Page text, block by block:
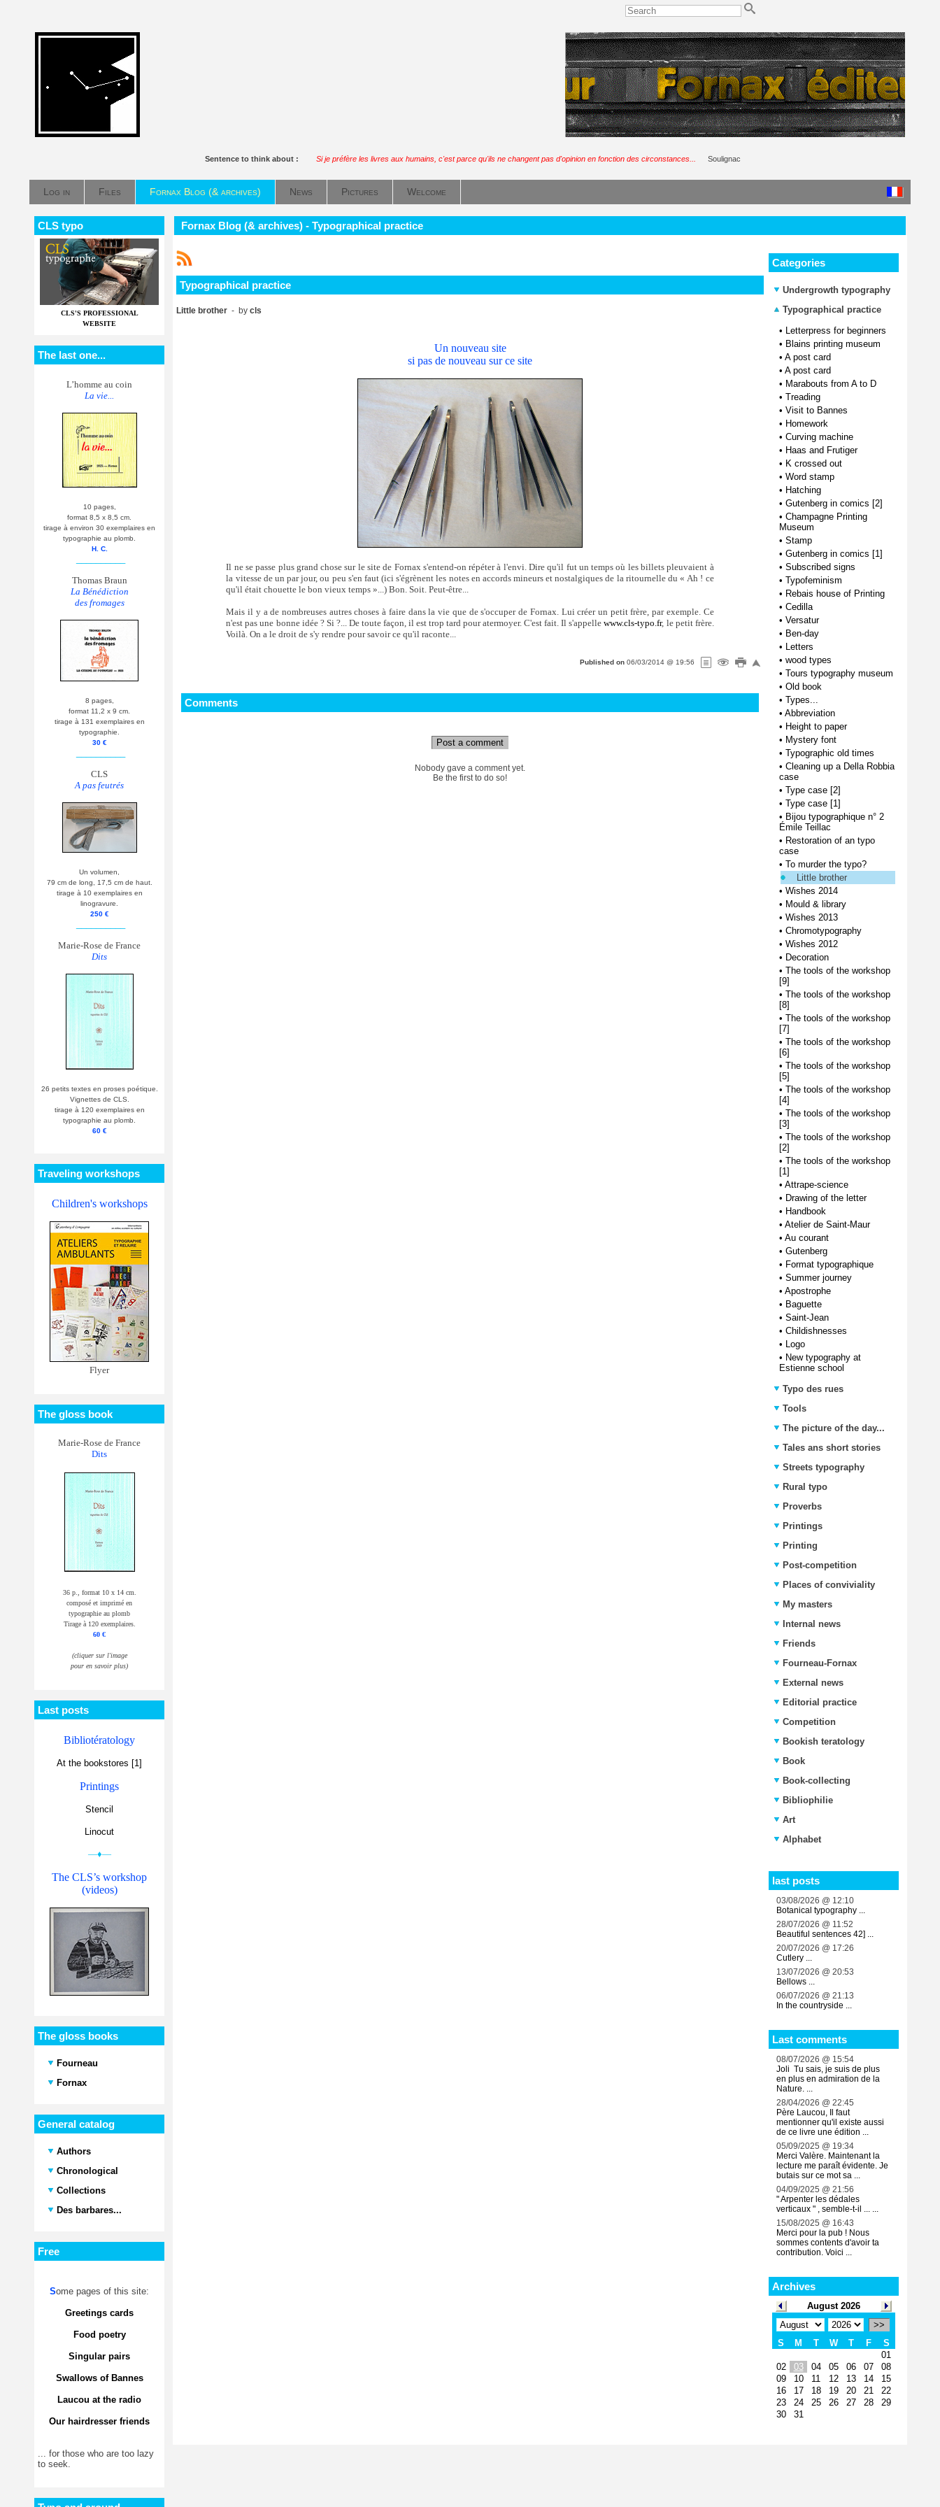
Sentence to think about : Si je préfère les livres aux humains, c'est parce qu'ils ne changent pas d'opinion en fonction des circonstances... Soulignac
Log in Files Fornax Blog (& archives) News Pictures Welcome
CLS typo
CLS'S PROFESSIONAL
WEBSITE
The last one...
L’homme au coin
La vie...
10 pages,
format 8,5 x 8,5 cm.
tirage à environ 30 exemplaires en
typographie au plomb.
H. C.
Thomas Braun
La Bénédiction
des fromages
8 pages,
format 11,2 x 9 cm.
tirage à 131 exemplaires en
typographie.
30 €
CLS
A pas feutrés
Un volumen,
79 cm de long, 17,5 cm de haut.
tirage à 10 exemplaires en
linogravure.
250 €
Marie-Rose de France
Dits
26 petits textes en proses poétique.
Vignettes de CLS.
tirage à 120 exemplaires en
typographie au plomb.
60 €
Traveling workshops
Children's workshops
Flyer
The gloss book
Marie-Rose de France
Dits
36 p., format 10 x 14 cm.
composé et imprimé en
typographie au plomb
Tirage à 120 exemplaires.
60 €
(cliquer sur l'image
pour en savoir plus)
Last posts
Bibliotératology
At the bookstores [1]
Printings
Stencil
Linocut
—♦—
The CLS’s workshop
(videos)
The gloss books
Fourneau
Fornax
General catalog
Authors
Chronological
Collections
Des barbares...
Free
Some pages of this site:
Greetings cards
Food poetry
Singular pairs
Swallows of Bannes
Laucou at the radio
Our hairdresser friends
... for those who are too lazy
to seek.
Fornax Blog (& archives) - Typographical practice
Typographical practice
Little brother - by cls
Un nouveau site
si pas de nouveau sur ce site
Il ne se passe plus grand chose sur le site de Fornax s'entend-on répéter à l'envi. Dire qu'il fut un temps où les billets pleuvaient à
la vitesse de un par jour, ou peu s'en faut (ici s'égrènent les notes en accords mineurs et nostalgiques de la ritournelle du « Ah ! ce
qu'il était chouette le bon vieux temps »...) Bon. Soit. Peut-être...
Mais il y a de nombreuses autres choses à faire dans la vie que de s'occuper de Fornax. Lui créer un petit frère, par exemple. Ce
n'est pas une bonne idée ? Si ?... De toute façon, il est trop tard pour atermoyer. C'est fait. Il s'appellewww.cls-typo.fr, le petit frère.
Voilà. On a le droit de s'y rendre pour savoir ce qu'il raconte...
Published on 06/03/2014 @ 19:56
Comments
Post a comment
Nobody gave a comment yet.
Be the first to do so!
Categories
Undergrowth typography
Typographical practice
• Letterpress for beginners
• Blains printing museum
• A post card
• A post card
• Marabouts from A to D
• Treading
• Visit to Bannes
• Homework
• Curving machine
• Haas and Frutiger
• K crossed out
• Word stamp
• Hatching
• Gutenberg in comics [2]
• Champagne Printing
Museum
• Stamp
• Gutenberg in comics [1]
• Subscribed signs
• Typofeminism
• Rebais house of Printing
• Cedilla
• Versatur
• Ben-day
• Letters
• wood types
• Tours typography museum
• Old book
• Types...
• Abbreviation
• Height to paper
• Mystery font
• Typographic old times
• Cleaning up a Della Robbia
case
• Type case [2]
• Type case [1]
• Bijou typographique n° 2
Émile Teillac
• Restoration of an typo
case
• To murder the typo?
Little brother
• Wishes 2014
• Mould & library
• Wishes 2013
• Chromotypography
• Wishes 2012
• Decoration
• The tools of the workshop
[9]
• The tools of the workshop
[8]
• The tools of the workshop
[7]
• The tools of the workshop
[6]
• The tools of the workshop
[5]
• The tools of the workshop
[4]
• The tools of the workshop
[3]
• The tools of the workshop
[2]
• The tools of the workshop
[1]
• Attrape-science
• Drawing of the letter
• Handbook
• Atelier de Saint-Maur
• Au courant
• Gutenberg
• Format typographique
• Summer journey
• Apostrophe
• Baguette
• Saint-Jean
• Childishnesses
• Logo
• New typography at
Estienne school
Typo des rues
Tools
The picture of the day...
Tales ans short stories
Streets typography
Rural typo
Proverbs
Printings
Printing
Post-competition
Places of conviviality
My masters
Internal news
Friends
Fourneau-Fornax
External news
Editorial practice
Competition
Bookish teratology
Book
Book-collecting
Bibliophilie
Art
Alphabet
last posts
03/08/2026 @ 12:10
Botanical typography ...
28/07/2026 @ 11:52
Beautiful sentences 42] ...
20/07/2026 @ 17:26
Cutlery ...
13/07/2026 @ 20:53
Bellows ...
06/07/2026 @ 21:13
In the countryside ...
Last comments
08/07/2026 @ 15:54
Joli Tu sais, je suis de plus
en plus en admiration de la
Nature. ...
28/04/2026 @ 22:45
Père Laucou, Il faut
mentionner qu'il existe aussi
de ce livre une édition ...
05/09/2025 @ 19:34
Merci Valère. Maintenant la
lecture me paraît évidente. Je
butais sur ce mot sa ...
04/09/2025 @ 21:56
" Arpenter les dédales
verticaux " , semble-t-il ... ...
15/08/2025 @ 16:43
Merci pour la pub ! Nous
sommes contents d'avoir ta
contribution. Voici ...
Archives
August 2026
>>
S
M T W T F
S
01
02
03 04 05 06 07
08
09
10 11 12 13 14
15
16
17 18 19 20 21
22
23
24 25 26 27 28
29
30
31